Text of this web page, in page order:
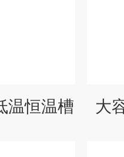
温恒温槽 大